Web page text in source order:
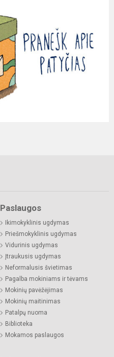
Paslaugos
Ikimokyklinis ugdymas
Priešmokyklinis ugdymas
Vidurinis ugdymas
Įtraukusis ugdymas
Neformalusis švietimas
Pagalba mokiniams ir tėvams
Mokinių pavėžėjimas
Mokinių maitinimas
Patalpų nuoma
Biblioteka
Mokamos paslaugos